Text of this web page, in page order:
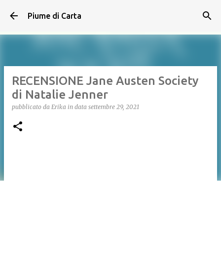
Passa ai contenuti principali
Piume di Carta
RECENSIONE Jane Austen Society
di Natalie Jenner
pubblicato da Erika in data settembre 29, 2021